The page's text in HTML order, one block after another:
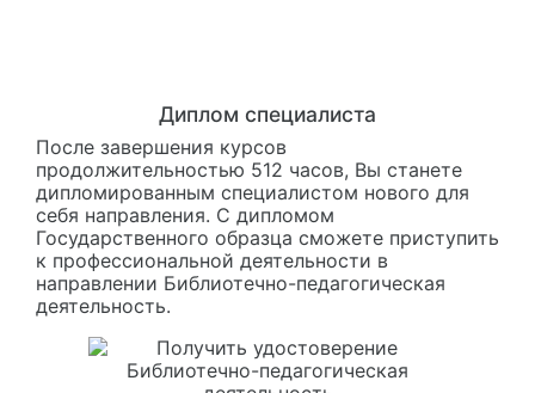
Диплом специалиста
После завершения курсов
продолжительностью 512 часов, Вы станете
дипломированным специалистом нового для
себя направления. С дипломом
Государственного образца сможете приступить
к профессиональной деятельности в
направлении Библиотечно-педагогическая
деятельность.